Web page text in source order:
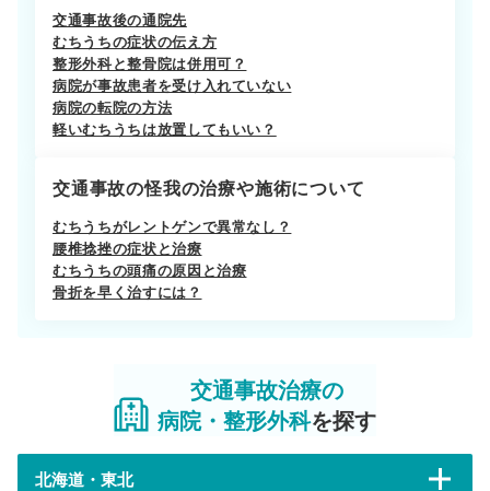
交通事故後の通院先
むちうちの症状の伝え方
整形外科と整骨院は併用可？
病院が事故患者を受け入れていない
病院の転院の方法
軽いむちうちは放置してもいい？
交通事故の怪我の治療や施術について
むちうちがレントゲンで異常なし？
腰椎捻挫の症状と治療
むちうちの頭痛の原因と治療
骨折を早く治すには？
交通事故治療の
病院・整形外科を探す
北海道・東北